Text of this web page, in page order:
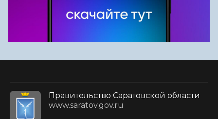
Правительство Саратовской области
www.saratov.gov.ru